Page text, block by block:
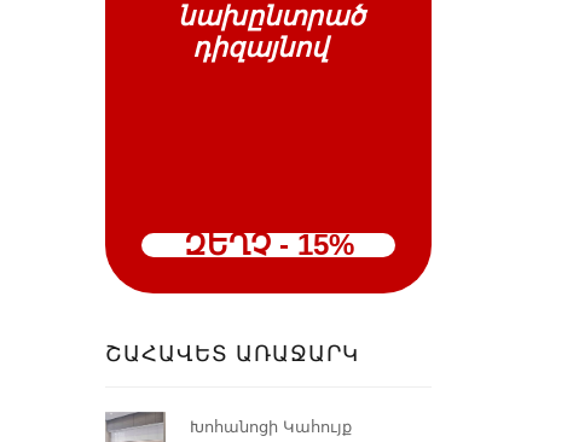
նախընտրած
դիզայնով
ԶԵՂՉ - 15%
ՇԱՀԱՎԵՏ ԱՌԱՋԱՐԿ
Խոհանոցի Կահույք